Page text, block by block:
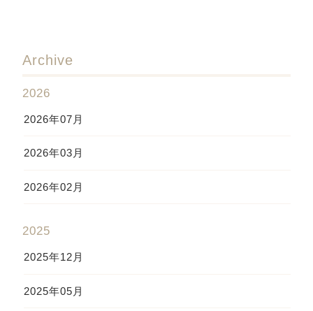
Archive
2026
2026年07月
2026年03月
2026年02月
2025
2025年12月
2025年05月